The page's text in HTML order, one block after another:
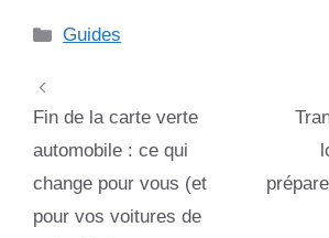
Catégories
Guides
Fin de la carte verte
automobile : ce qui
change pour vous (et
pour vos voitures de